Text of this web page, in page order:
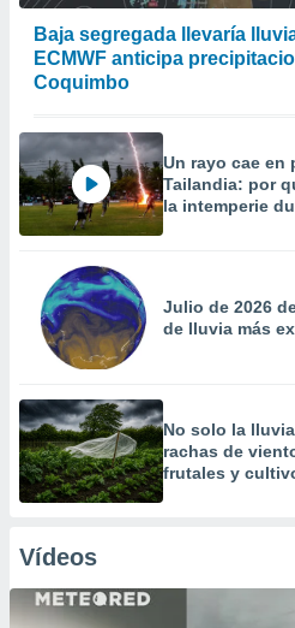
Baja segregada llevaría
ECMWF anticipa
Coquimbo
Un rayo cae en
Tailandia: por
la intemperie
Julio de 2026
de lluvia más
No solo la
rachas de
frutales y
Vídeos